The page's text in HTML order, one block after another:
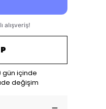
gün içinde
değişim